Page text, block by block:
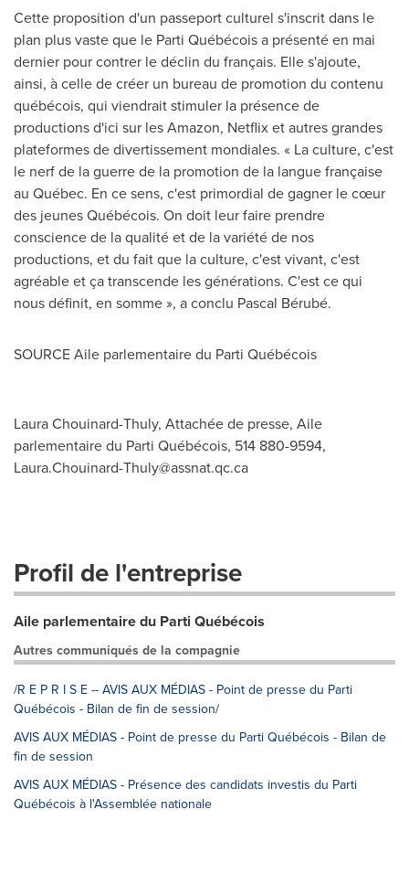
Cette proposition d'un passeport culturel s'inscrit dans le
plan plus vaste que le Parti Québécois a présenté en mai
dernier pour contrer le déclin du français. Elle s'ajoute,
ainsi, à celle de créer un bureau de promotion du contenu
québécois, qui viendrait stimuler la présence de
productions d'ici sur les Amazon, Netflix et autres grandes
plateformes de divertissement mondiales. « La culture, c'est
le nerf de la guerre de la promotion de la langue française
au Québec. En ce sens, c'est primordial de gagner le cœur
des jeunes Québécois. On doit leur faire prendre
conscience de la qualité et de la variété de nos
productions, et du fait que la culture, c'est vivant, c'est
agréable et ça transcende les générations. C'est ce qui
nous définit, en somme », a conclu Pascal Bérubé.
SOURCE Aile parlementaire du Parti Québécois
Laura Chouinard-Thuly, Attachée de presse, Aile
parlementaire du Parti Québécois, 514 880-9594,
Laura.Chouinard-Thuly@assnat.qc.ca
Profil de l'entreprise
Aile parlementaire du Parti Québécois
Autres communiqués de la compagnie
/R E P R I S E -- AVIS AUX MÉDIAS - Point de presse du Parti
Québécois - Bilan de fin de session/
AVIS AUX MÉDIAS - Point de presse du Parti Québécois - Bilan de
fin de session
AVIS AUX MÉDIAS - Présence des candidats investis du Parti
Québécois à l'Assemblée nationale